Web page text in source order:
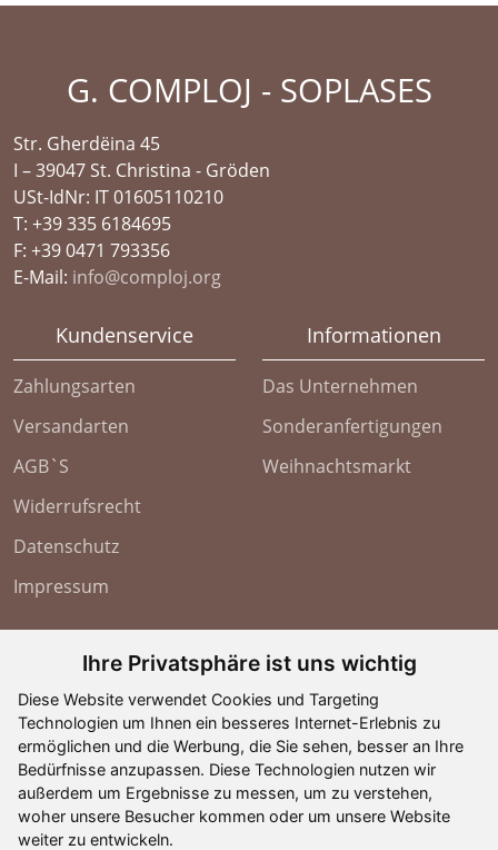
Ihre Privatsphäre ist uns wichtig
Diese Website verwendet Cookies und Targeting
Technologien um Ihnen ein besseres Internet-Erlebnis zu
ermöglichen und die Werbung, die Sie sehen, besser an Ihre
Bedürfnisse anzupassen. Diese Technologien nutzen wir
außerdem um Ergebnisse zu messen, um zu verstehen,
woher unsere Besucher kommen oder um unsere Website
weiter zu entwickeln.
G. COMPLOJ - SOPLASES
Str. Gherdëina 45
I – 39047 St. Christina - Gröden
USt-IdNr: IT 01605110210
T: +39 335 6184695
F: +39 0471 793356
E-Mail: info@comploj.org
Kundenservice
Zahlungsarten
Versandarten
AGB`S
Widerrufsrecht
Datenschutz
Impressum
Informationen
Das Unternehmen
Sonderanfertigungen
Weihnachtsmarkt
Zahlungsarten